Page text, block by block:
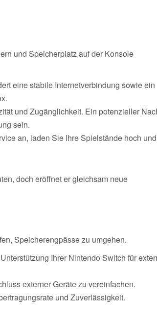
und Speicherplatz auf der Konsole
eine stabile Internetverbindung sowie ein
und Zugänglichkeit. Ein potenzieller
sein.
an, laden Sie Ihre Spielstände hoch und
doch eröffnet er gleichsam neue
Speicherengpässe zu umgehen.
Ihrer Nintendo Switch für
externer Geräte zu vereinfachen.
und Zuverlässigkeit.